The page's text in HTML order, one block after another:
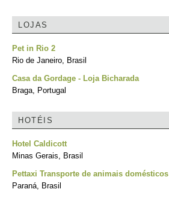
LOJAS
Pet in Rio 2
Rio de Janeiro, Brasil
Casa da Gordage - Loja Bicharada
Braga, Portugal
HOTÉIS
Hotel Caldicott
Minas Gerais, Brasil
Pettaxi Transporte de animais domésticos
Paraná, Brasil